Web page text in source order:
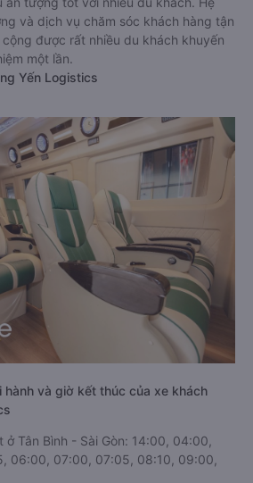
và dịch vụ chăm sóc khách hàng tận
được rất nhiều du khách khuyến
một lần.
Yến Logistics
hành và giờ kết thúc của xe khách
ở Tân Bình - Sài Gòn: 14:00, 04:00,
06:00, 07:00, 07:05, 08:10, 09:00,